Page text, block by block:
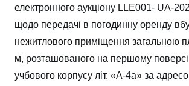
електронного аукціону LLE001- UA-
щодо передачі в погодинну оренду
нежитлового приміщення загальною
м, розташованого на першому поверсі
учбового корпусу літ. «А-4а» за